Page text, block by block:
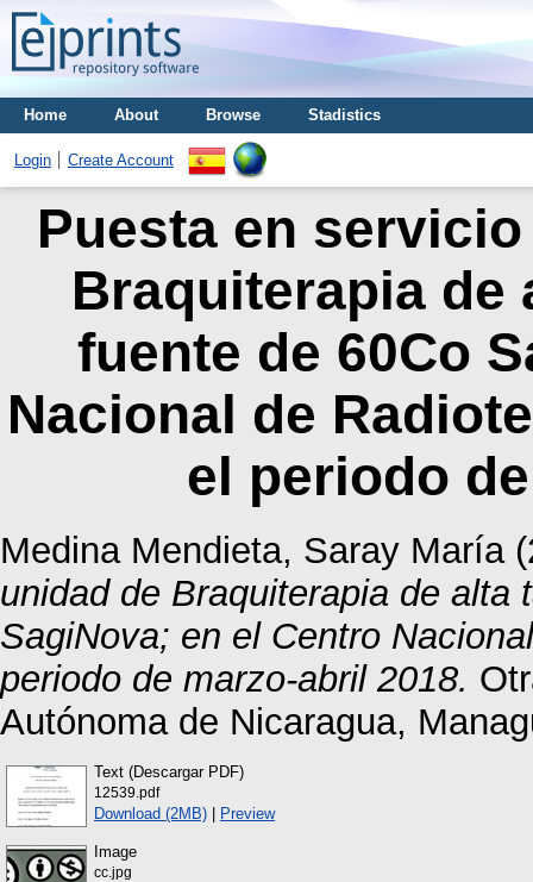
Home About Browse Stadistics
Login Create Account
Puesta en
Braquiterapia de
fuente de 60Co
Nacional de
el periodo
Medina Mendieta, Saray María
unidad de Braquiterapia de alta
SagiNova; en el Centro
periodo de marzo-abril 2018.
Autónoma de Nicaragua,
Text (Descargar PDF)
12539.pdf
Download (2MB) | Preview
Image
cc.jpg